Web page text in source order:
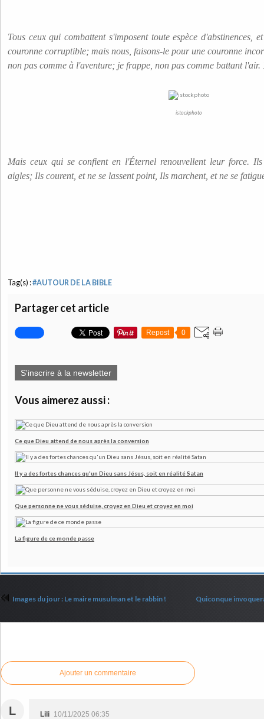
Tous ceux qui combattent s'imposent toute espèce d'abstinences,
couronne corruptible; mais nous, faisons-le pour une couronne
non pas comme à l'aventure; je frappe, non pas comme battant l'air.
istockphoto
Mais ceux qui se confient en l'Éternel renouvellent leur force.
aigles; Ils courent, et ne se lassent point, Ils marchent, et ne se
Tag(s) :#AUTOUR DE LA BIBLE
Partager cet article
Repost 0
S'inscrire à la newsletter
Vous aimerez aussi :
Ce que Dieu attend de nous après la conversion
Il y a des fortes chances qu'un Dieu sans Jésus, soit en réalité Satan
Que personne ne vous séduise, croyez en Dieu et croyez en moi
La figure de ce monde passe
Images du jour : Le maire musulman et le rabbin ! Quiconque
Ajouter un commentaire
L Lili 10/11/2025 06:35